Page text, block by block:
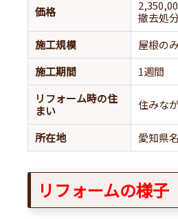
価格
撤去処
施工規模
屋根の
施工期間
1週間
リフォーム時の住
まい
住みな
所在地 愛知県
リフォームの様子